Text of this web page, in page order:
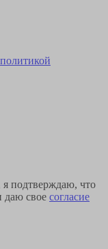
политикой
подтверждаю, что
даю свое согласие